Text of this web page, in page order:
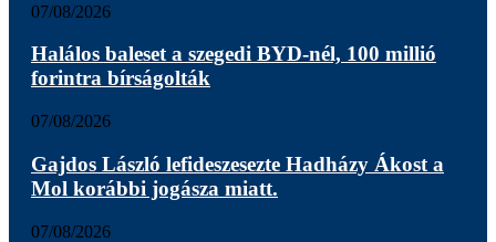
07/08/2026
Halálos baleset a szegedi BYD-nél, 100 millió
forintra bírságolták
07/08/2026
Gajdos László lefideszesezte Hadházy Ákost a
Mol korábbi jogásza miatt.
07/08/2026